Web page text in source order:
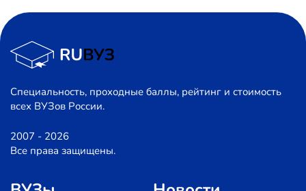
Специальность, проходные баллы, рейтинг и стоимость
всех ВУЗов России.
2007 - 2026
Все права защищены.